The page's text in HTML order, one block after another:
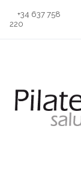
+34 637 758
220